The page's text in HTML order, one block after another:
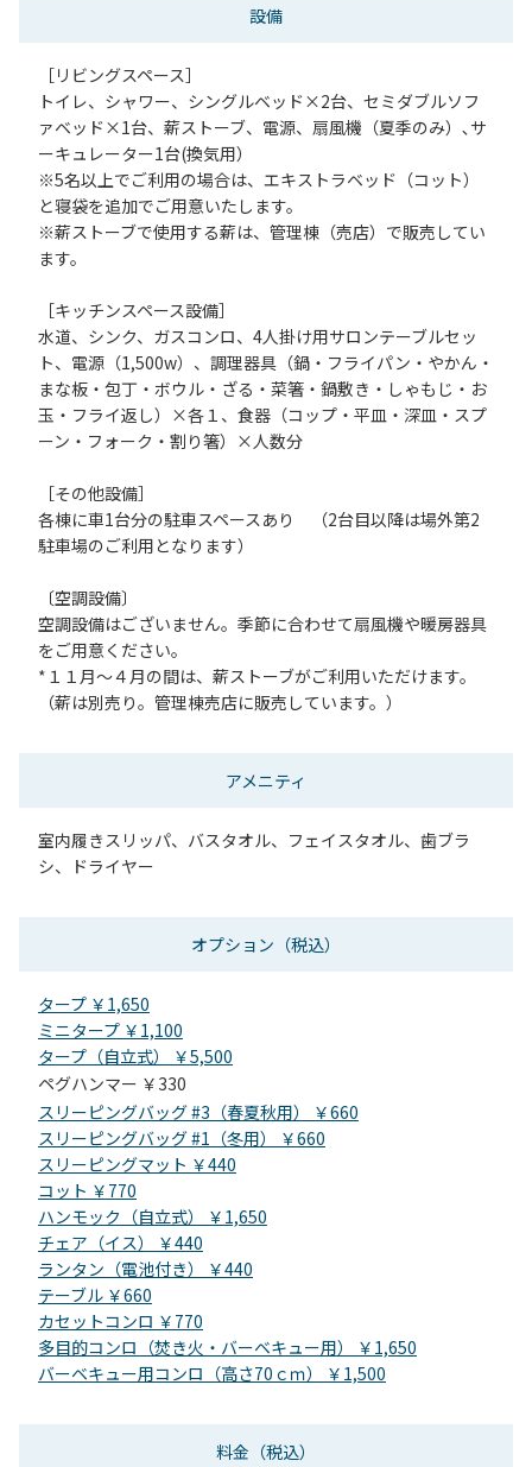
設備
［リビングスペース］
トイレ、シャワー、シングルベッド×2台、セミダブルソフ
ァベッド×1台、薪ストーブ、電源、扇風機（夏季のみ）､サ
ーキュレーター1台(換気用）
※5名以上でご利用の場合は、エキストラベッド（コット）
と寝袋を追加でご用意いたします。
※薪ストーブで使用する薪は、管理棟（売店）で販売してい
ます。
［キッチンスペース設備］
水道、シンク、ガスコンロ、4人掛け用サロンテーブルセッ
ト、電源（1,500w）、調理器具（鍋・フライパン・やかん・
まな板・包丁・ボウル・ざる・菜箸・鍋敷き・しゃもじ・お
玉・フライ返し）×各１、食器（コップ・平皿・深皿・スプ
ーン・フォーク・割り箸）×人数分
［その他設備］
各棟に車1台分の駐車スペースあり （2台目以降は場外第2
駐車場のご利用となります）
〔空調設備〕
空調設備はございません。季節に合わせて扇風機や暖房器具
をご用意ください。
*１１月～４月の間は、薪ストーブがご利用いただけます。
（薪は別売り。管理棟売店に販売しています。）
アメニティ
室内履きスリッパ、バスタオル、フェイスタオル、歯ブラ
シ、ドライヤー
オプション （税込）
タープ ￥1,650
ミニタープ ￥1,100
タープ（自立式） ￥5,500
ペグハンマー ￥330
スリーピングバッグ #3（春夏秋用） ￥660
スリーピングバッグ #1（冬用） ￥660
スリーピングマット ￥440
コット ￥770
ハンモック（自立式） ￥1,650
チェア（イス） ￥440
ランタン（電池付き） ￥440
テーブル ￥660
カセットコンロ ￥770
多目的コンロ（焚き火・バーベキュー用） ￥1,650
バーベキュー用コンロ（高さ70ｃｍ） ￥1,500
料金 （税込）